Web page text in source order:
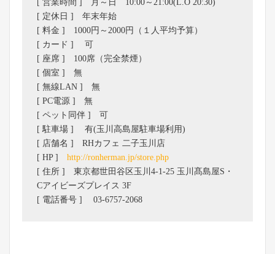
[ 営業時間 ] 月～日 10:00～21:00(L.O 20:30)
[ 定休日 ] 年末年始
[ 料金 ] 1000円～2000円（１人平均予算）
[ カード ] 可
[ 座席 ] 100席（完全禁煙）
[ 個室 ] 無
[ 無線LAN ] 無
[ PC電源 ] 無
[ ペット同伴 ] 可
[ 駐車場 ] 有(玉川高島屋駐車場利用)
[ 店舗名 ] RHカフェ 二子玉川店
[ HP ] http://ronherman.jp/store.php
[ 住所 ] 東京都世田谷区玉川4-1-25 玉川髙島屋S・
Cアイビーズプレイス 3F
[ 電話番号 ] 03-6757-2068